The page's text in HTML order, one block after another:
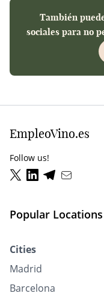
También
sociales para no
EmpleoVino.es
Follow us!
Popular Locations
Cities
Madrid
Barcelona